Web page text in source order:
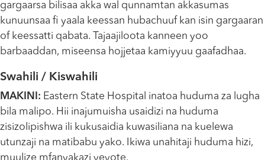
gargaarsa bilisaa akka wal qunnamtan akkasumas
kunuunsaa fi yaala keessan hubachuuf kan isin gargaaran
of keessatti qabata. Tajaajiloota kanneen yoo
barbaaddan, miseensa hojjetaa kamiyyuu gaafadhaa.
Swahili / Kiswahili
MAKINI: Eastern State Hospital inatoa huduma za lugha
bila malipo. Hii inajumuisha usaidizi na huduma
zisizolipishwa ili kukusaidia kuwasiliana na kuelewa
utunzaji na matibabu yako. Ikiwa unahitaji huduma hizi,
muulize mfanyakazi yeyote.